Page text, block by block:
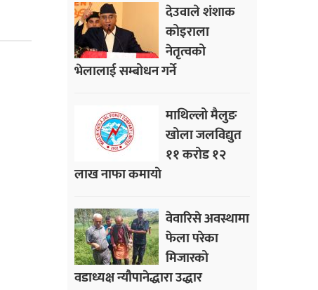
देउवाले शंशाक
कोइराला
नेतृत्वको
भेलालाई सम्बोधन गर्ने
माथिल्लो मैलुङ
खोला जलविद्युत
११ करोड १२
लाख नाफा कमायाे
वेवारिसे अवस्थामा
फेला परेका
मिजारको
वडाध्यक्ष न्यौपानेद्धारा उद्धार